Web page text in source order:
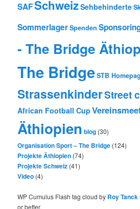
SAFSchweizSehbehinderte
SommerlagerSpenden
- The Bridge
The BridgeSTB
StrassenkinderStreet
African Football Cup
Äthiopien blog (30)
Organisation Sport – The Bridge (124)
Projekte Äthiopien (74)
Projekte Schweiz (41)
Video (4)
WP Cumulus Flash tag cloud by Roy Tanck
or better.